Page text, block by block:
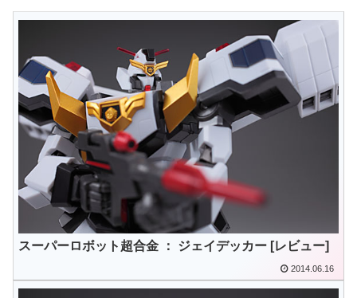
スーパーロボット超合金 ： ジェイデッカー [レビュー]
2014.06.16